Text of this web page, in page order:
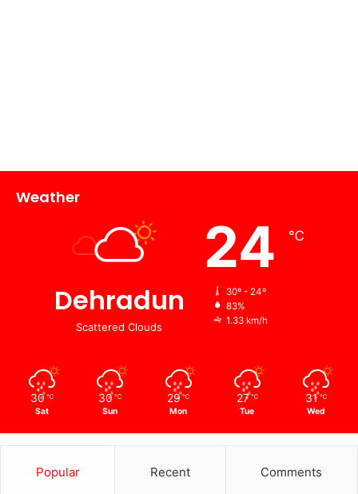
Weather
Dehradun
Scattered Clouds
24 ℃
30º - 24º
83%
1.33 km/h
30 ℃
Sat
30 ℃
Sun
29 ℃
Mon
27 ℃
Tue
31 ℃
Wed
Popular Recent Comments